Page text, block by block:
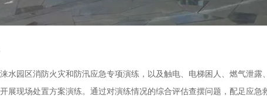
园区消防火灾和防汛应急专项演练，以及触电、电梯困人、燃气泄露
展现场处置方案演练。通过对演练情况的综合评估查摆问题，配足应急